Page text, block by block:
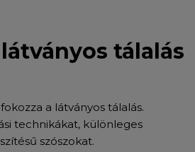
tálalás
a látványos tálalás.
technikákat, különleges
szószokat.